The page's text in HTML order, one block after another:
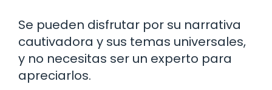
Se pueden disfrutar por su narrativa
cautivadora y sus temas universales,
y no necesitas ser un experto para
apreciarlos.